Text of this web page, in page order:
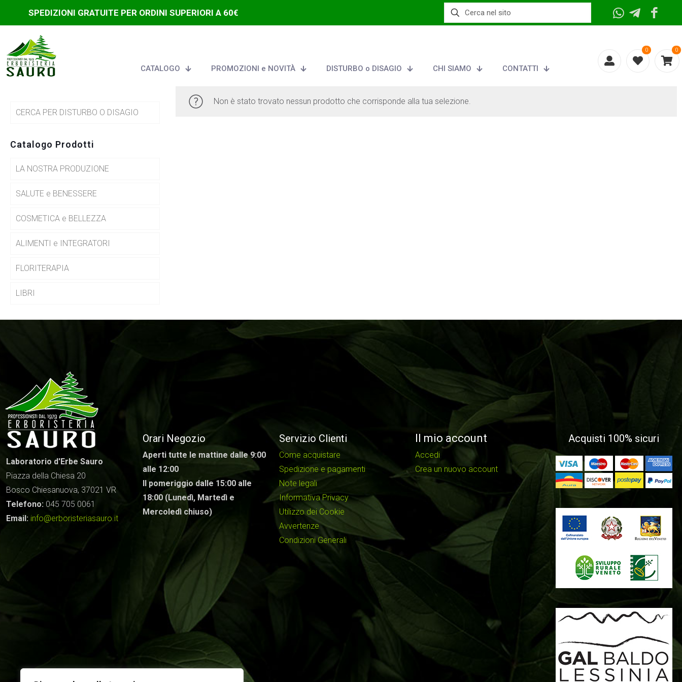
SPEDIZIONI GRATUITE PER ORDINI SUPERIORI A 60€
CATALOGO PROMOZIONI e NOVITÀ DISTURBO o DISAGIO CHI SIAMO CONTATTI
0 0
Non è stato trovato nessun prodotto che corrisponde alla tua selezione.
CERCA PER DISTURBO O DISAGIO
Catalogo Prodotti
LA NOSTRA PRODUZIONE
SALUTE e BENESSERE
COSMETICA e BELLEZZA
ALIMENTI e INTEGRATORI
FLORITERAPIA
LIBRI
Laboratorio d'Erbe Sauro
Piazza della Chiesa 20
Bosco Chiesanuova, 37021 VR
Telefono: 045 705 0061
Email: info@erboristeriasauro.it
Orari Negozio
Aperti tutte le mattine dalle 9:00
alle 12:00
Il pomeriggio dalle 15:00 alle
18:00 (Lunedì, Martedì e
Mercoledì chiuso)
Servizio Clienti
Come acquistare
Spedizione e pagamenti
Note legali
Informativa Privacy
Utilizzo dei Cookie
Avvertenze
Condizioni Generali
Il mio account
Accedi
Crea un nuovo account
Acquisti 100% sicuri